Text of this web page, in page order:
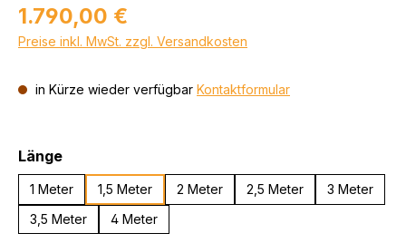
Regulärer Preis:
1.790,00 €
Preise inkl. MwSt. zzgl. Versandkosten
in Kürze wieder verfügbar Kontaktformular
Längeauswählen
1 Meter 1,5 Meter 2 Meter 2,5 Meter
3 Meter
3,5 Meter
4 Meter